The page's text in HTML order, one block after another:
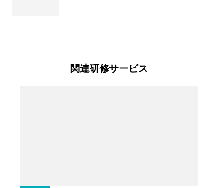
関連研修サービス